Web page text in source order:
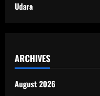
Udara
ARCHIVES
August 2026